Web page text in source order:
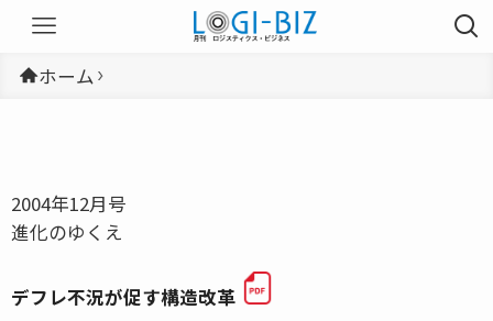
ホーム
2004年12月号
進化のゆくえ
デフレ不況が促す構造改革